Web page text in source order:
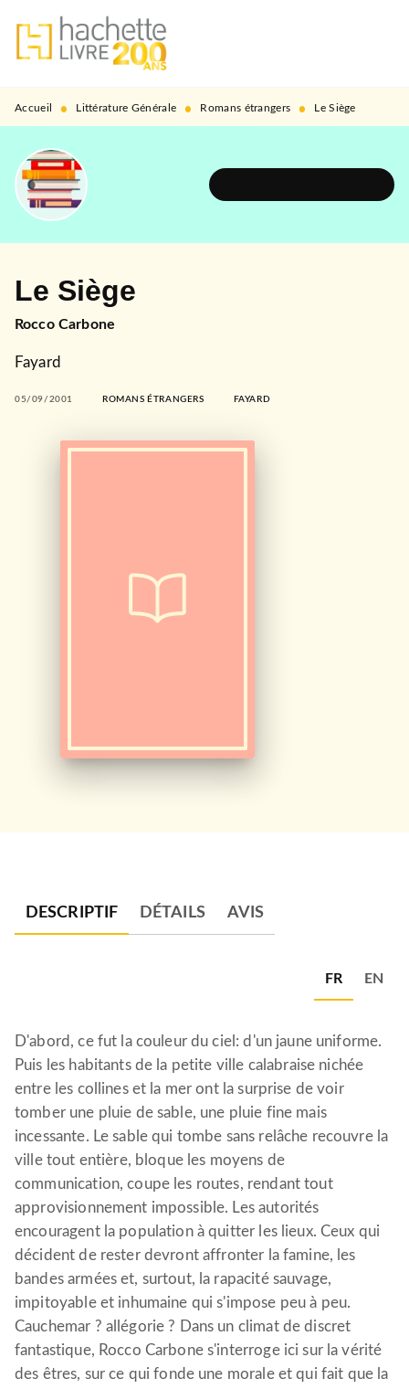
MENU RECHERCHE
PIED DE PAGE
Accueil • Littérature Générale • Romans étrangers • Le Siège
Le Siège
Rocco Carbone
Fayard
05/09/2001 ROMANS ÉTRANGERS FAYARD
DESCRIPTIF DÉTAILS AVIS
FR EN
D'abord, ce fut la couleur du ciel: d'un jaune uniforme.
Puis les habitants de la petite ville calabraise nichée
entre les collines et la mer ont la surprise de voir
tomber une pluie de sable, une pluie fine mais
incessante. Le sable qui tombe sans relâche recouvre la
ville tout entière, bloque les moyens de
communication, coupe les routes, rendant tout
approvisionnement impossible. Les autorités
encouragent la population à quitter les lieux. Ceux qui
décident de rester devront affronter la famine, les
bandes armées et, surtout, la rapacité sauvage,
impitoyable et inhumaine qui s'impose peu à peu.
Cauchemar ? allégorie ? Dans un climat de discret
fantastique, Rocco Carbone s'interroge ici sur la vérité
des êtres, sur ce qui fonde une morale et qui fait que la